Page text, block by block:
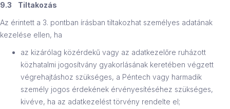
9.3 Tiltakozás
Az érintett a 3. pontban írásban tiltakozhat személyes adatának
kezelése ellen, ha
az kizárólag közérdekű vagy az adatkezelőre ruházott
közhatalmi jogosítvány gyakorlásának keretében végzett
végrehajtáshoz szükséges, a Péntech vagy harmadik
személy jogos érdekének érvényesítéséhez szükséges,
kivéve, ha az adatkezelést törvény rendelte el;